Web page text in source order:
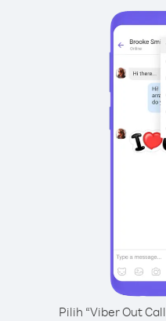
Pilih “Viber Out